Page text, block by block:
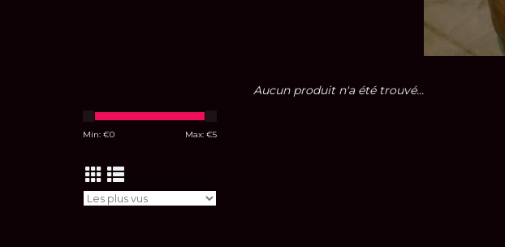
Min: €0 Max: €5
Aucun produit n'a été trouvé...